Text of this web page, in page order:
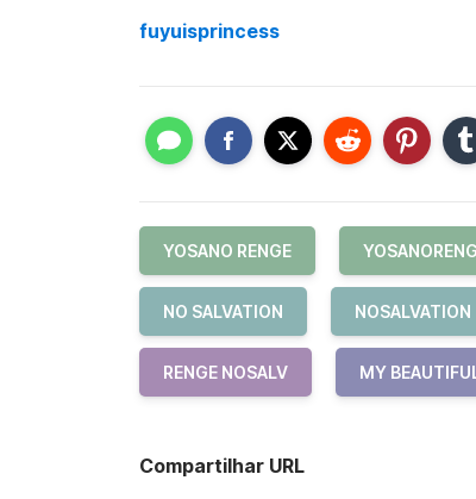
fuyuisprincess
YOSANO RENGE
NO SALVATION NOSALVATION
RENGE NOSALV MY
Compartilhar URL